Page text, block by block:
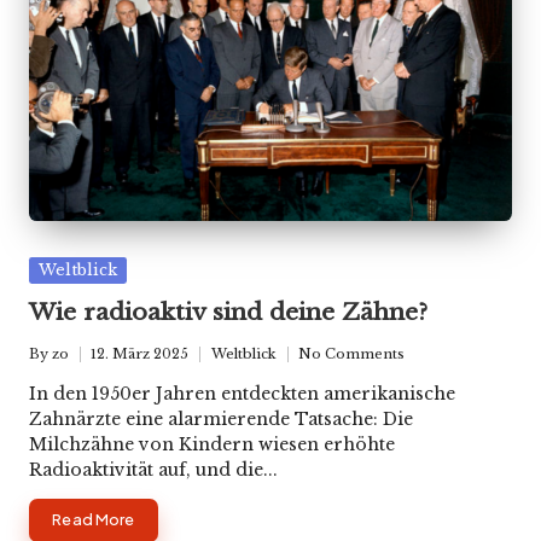
Posted
Weltblick
Wie radioaktiv sind deine Zähne?
Posted
by
By zo 12. März 2025
in
Weltblick No Comments
In den 1950er Jahren entdeckten amerikanische
Zahnärzte eine alarmierende Tatsache: Die
Milchzähne von Kindern wiesen erhöhte
Radioaktivität auf, und die...
Read More